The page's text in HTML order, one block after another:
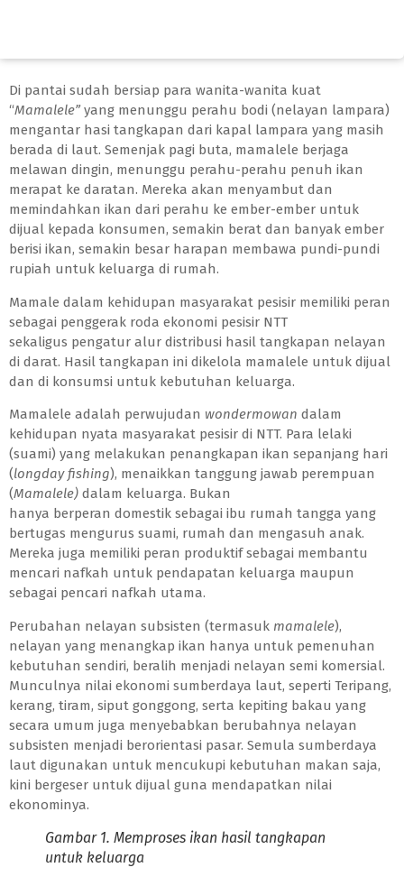
Di pantai sudah bersiap para wanita-wanita kuat
“Mamalele” yang menunggu perahu bodi (nelayan lampara)
mengantar hasi tangkapan dari kapal lampara yang masih
berada di laut. Semenjak pagi buta, mamalele berjaga
melawan dingin, menunggu perahu-perahu penuh ikan
merapat ke daratan. Mereka akan menyambut dan
memindahkan ikan dari perahu ke ember-ember untuk
dijual kepada konsumen, semakin berat dan banyak ember
berisi ikan, semakin besar harapan membawa pundi-pundi
rupiah untuk keluarga di rumah.
Mamale dalam kehidupan masyarakat pesisir memiliki peran
sebagai penggerak roda ekonomi pesisir NTT
sekaligus pengatur alur distribusi hasil tangkapan nelayan
di darat. Hasil tangkapan ini dikelola mamalele untuk dijual
dan di konsumsi untuk kebutuhan keluarga.
Mamalele adalah perwujudan wondermowan dalam
kehidupan nyata masyarakat pesisir di NTT. Para lelaki
(suami) yang melakukan penangkapan ikan sepanjang hari
(longday fishing), menaikkan tanggung jawab perempuan
(Mamalele) dalam keluarga. Bukan
hanya berperan domestik sebagai ibu rumah tangga yang
bertugas mengurus suami, rumah dan mengasuh anak.
Mereka juga memiliki peran produktif sebagai membantu
mencari nafkah untuk pendapatan keluarga maupun
sebagai pencari nafkah utama.
Perubahan nelayan subsisten (termasuk mamalele),
nelayan yang menangkap ikan hanya untuk pemenuhan
kebutuhan sendiri, beralih menjadi nelayan semi komersial.
Munculnya nilai ekonomi sumberdaya laut, seperti Teripang,
kerang, tiram, siput gonggong, serta kepiting bakau yang
secara umum juga menyebabkan berubahnya nelayan
subsisten menjadi berorientasi pasar. Semula sumberdaya
laut digunakan untuk mencukupi kebutuhan makan saja,
kini bergeser untuk dijual guna mendapatkan nilai
ekonominya.
Gambar 1. Memproses ikan hasil tangkapan
untuk keluarga